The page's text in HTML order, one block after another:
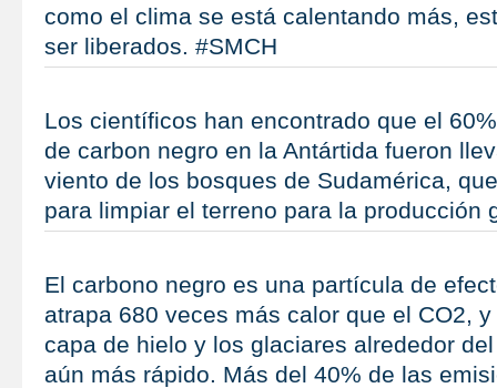
como el clima se está calentando más,
ser liberados. #SMCH
Los científicos han encontrado que el
de carbon negro en la Antártida fueron
viento de los bosques de Sudamérica,
para limpiar el terreno para la producción
El carbono negro es una partícula de
atrapa 680 veces más calor que el CO2,
capa de hielo y los glaciares alrededor
aún más rápido. Más del 40% de las